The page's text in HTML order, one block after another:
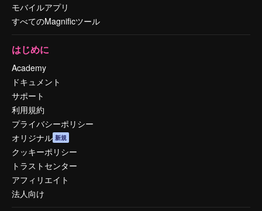
モバイルアプリ
すべてのMagnificツール
はじめに
Academy
ドキュメント
サポート
利用規約
プライバシーポリシー
オリジナル 新規
クッキーポリシー
トラストセンター
アフィリエイト
法人向け